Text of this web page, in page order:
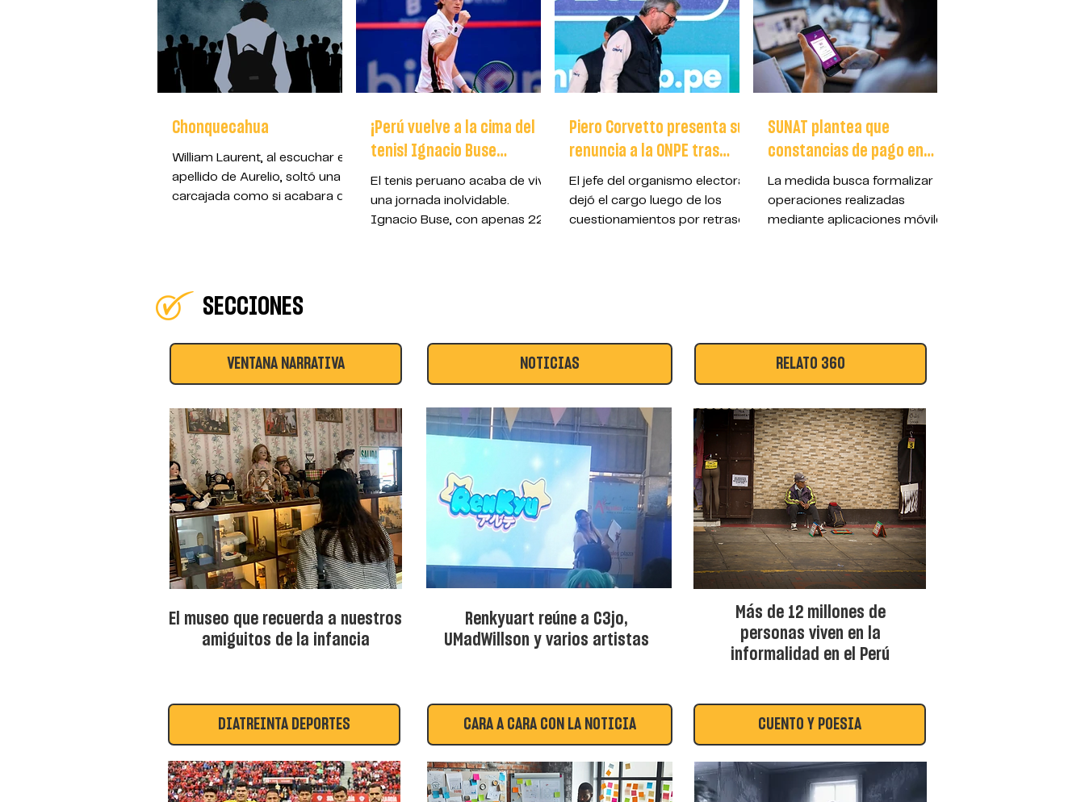
Chonquecahua
William Laurent, al escuchar el
apellido de Aurelio, soltó una
carcajada como si acabara de
reaccionara antes que la
cabeza.
¡Perú vuelve a la cima del
tenis! Ignacio Buse
conquista Hamburgo y firma
una hazaña histórica en el
ATP 500
El tenis peruano acaba de vivir
una jornada inolvidable.
Ignacio Buse, con apenas 22
peruano. El limeño derrotó en
más importante de su carrera,
devolviendo al Perú a lo más
alto del circuito internacional
después de casi dos décadas.
Piero Corvetto presenta su
renuncia a la ONPE tras
crisis por fallas logísticas
en las Elecciones
El jefe del organismo electoral
dejó el cargo luego de los
cuestionamientos por retrasos
SUNAT plantea que
constancias de pago en
billeteras digitales sean
reconocidas como boletas
electrónicas
La medida busca formalizar
operaciones realizadas
mediante aplicaciones móviles
SECCIONES
VENTANA NARRATIVA NOTICIAS
El museo que recuerda a nuestros
amiguitos de la infancia
Renkyuart reúne a C3jo,
UMadWillson y varios artistas
RELATO 360
Más de 12 millones de
personas viven en la
informalidad en el Perú
DÍATREINTA DEPORTES CARA A CARA CON LA NOTICIA CUENTO Y POESÍA